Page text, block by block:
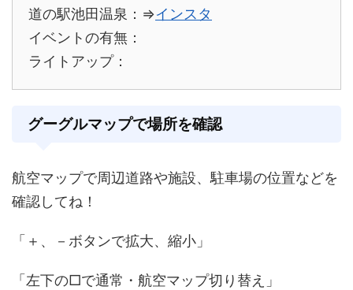
道の駅池田温泉：⇒インスタ
イベントの有無：
ライトアップ：
グーグルマップで場所を確認
航空マップで周辺道路や施設、駐車場の位置などを
確認してね！
「＋、－ボタンで拡大、縮小」
「左下の□で通常・航空マップ切り替え」